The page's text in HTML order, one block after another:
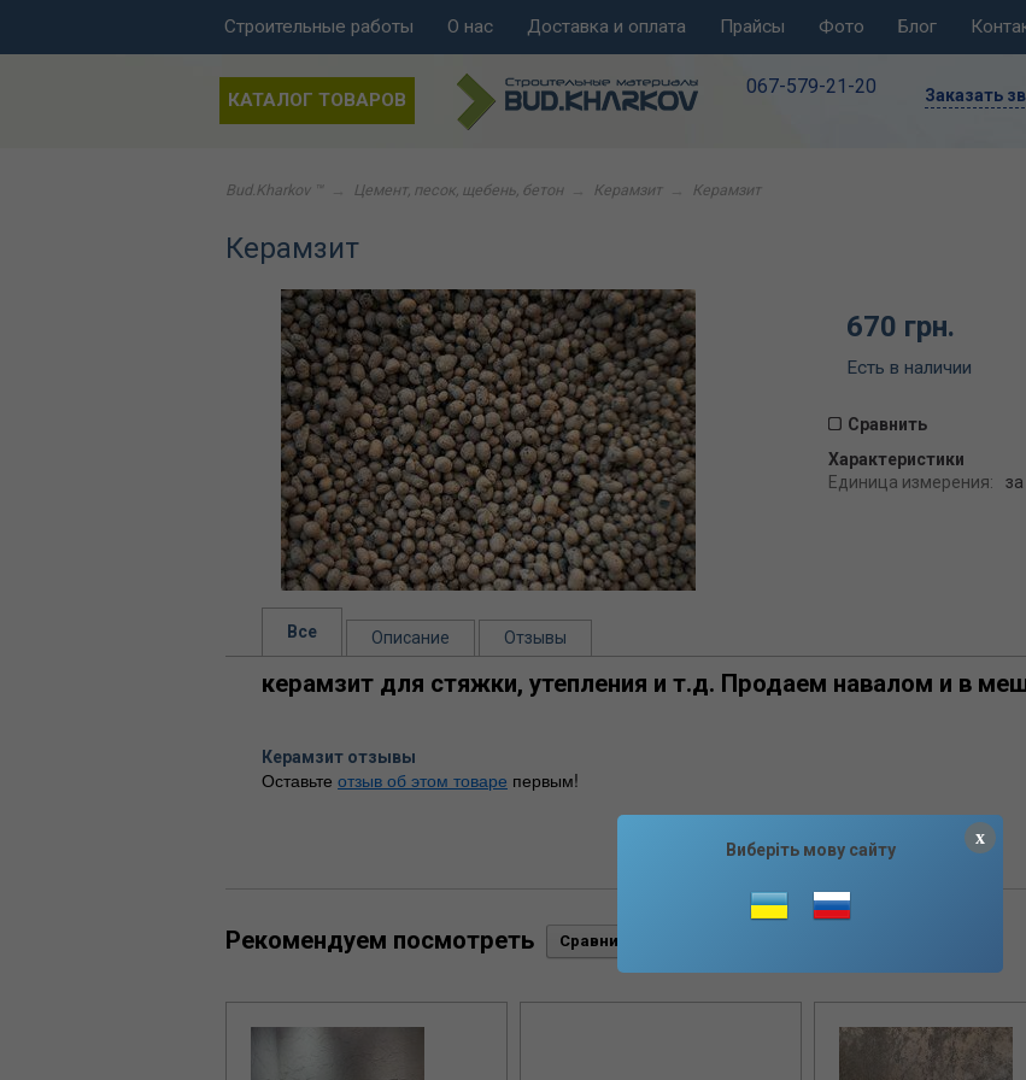
Строительные работы О нас Доставка и оплата Прайсы Фото Блог
КАТАЛОГ ТОВАРОВ
067-579-21-20 Заказать
Bud.Kharkov ™ Цемент, песок, щебень, бетон Керамзит Керамзит
Керамзит
670 грн.
Есть в наличии
Сравнить
Характеристики
Единица измерения:
Все Описание Отзывы
керамзит для стяжки, утепления и т.д. Продаем навалом и в
Керамзит отзывы
Оставьте отзыв об этом товаре первым!
Рекомендуем посмотреть
x
Виберіть мову сайту